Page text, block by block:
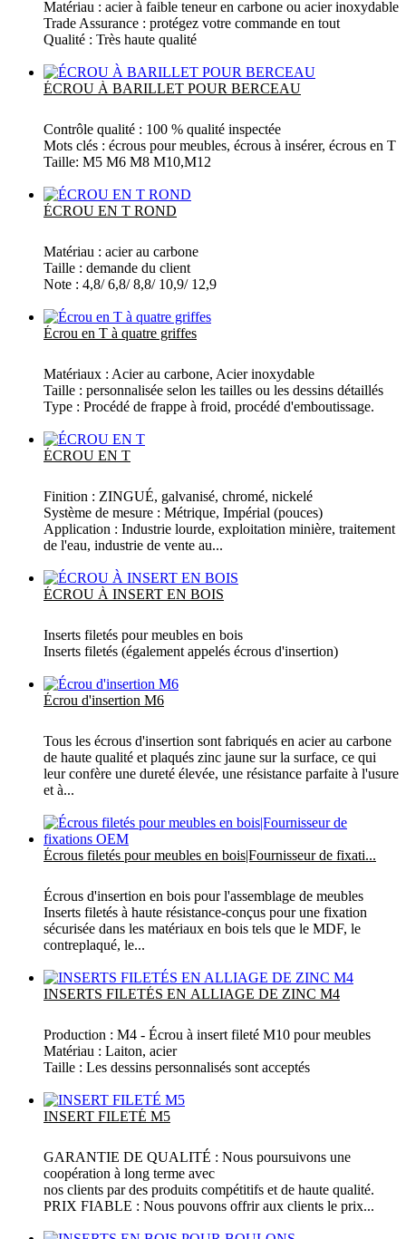
Matériau : acier à faible teneur en carbone ou acier inoxydable
Trade Assurance : protégez votre commande en tout
Qualité : Très haute qualité
ÉCROU À BARILLET POUR BERCEAU
Contrôle qualité : 100 % qualité inspectée
Mots clés : écrous pour meubles, écrous à insérer, écrous en T
Taille: M5 M6 M8 M10,M12
ÉCROU EN T ROND
Matériau : acier au carbone
Taille : demande du client
Note : 4,8/ 6,8/ 8,8/ 10,9/ 12,9
Écrou en T à quatre griffes
Matériaux : Acier au carbone, Acier inoxydable
Taille : personnalisée selon les tailles ou les dessins détaillés
Type : Procédé de frappe à froid, procédé d'emboutissage.
ÉCROU EN T
Finition : ZINGUÉ, galvanisé, chromé, nickelé
Système de mesure : Métrique, Impérial (pouces)
Application : Industrie lourde, exploitation minière, traitement
de l'eau, industrie de vente au...
ÉCROU À INSERT EN BOIS
Inserts filetés pour meubles en bois
Inserts filetés (également appelés écrous d'insertion)
Écrou d'insertion M6
Tous les écrous d'insertion sont fabriqués en acier au carbone
de haute qualité et plaqués zinc jaune sur la surface, ce qui
leur confère une dureté élevée, une résistance parfaite à l'usure
et à...
Écrous filetés pour meubles en bois|Fournisseur de fixati...
Écrous d'insertion en bois pour l'assemblage de meubles
Inserts filetés à haute résistance-conçus pour une fixation
sécurisée dans les matériaux en bois tels que le MDF, le
contreplaqué, le...
INSERTS FILETÉS EN ALLIAGE DE ZINC M4
Production : M4 - Écrou à insert fileté M10 pour meubles
Matériau : Laiton, acier
Taille : Les dessins personnalisés sont acceptés
INSERT FILETÉ M5
GARANTIE DE QUALITÉ : Nous poursuivons une
coopération à long terme avec
nos clients par des produits compétitifs et de haute qualité.
PRIX FIABLE : Nous pouvons offrir aux clients le prix...